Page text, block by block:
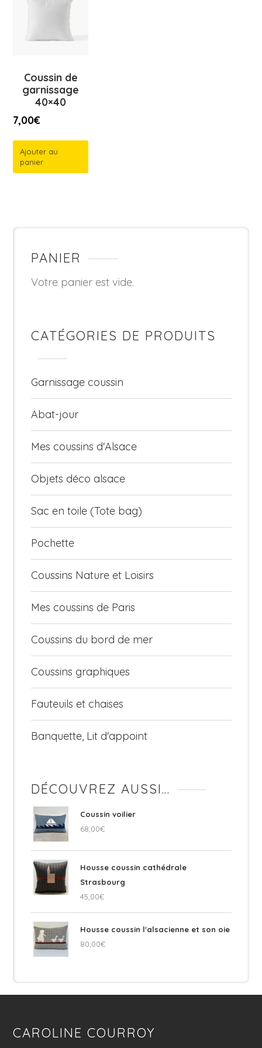
Coussin de
garnissage
40×40
7,00€
Ajouter au
panier
PANIER
Votre panier est vide.
CATÉGORIES DE PRODUITS
Garnissage coussin
Abat-jour
Mes coussins d'Alsace
Objets déco alsace
Sac en toile (Tote bag)
Pochette
Coussins Nature et Loisirs
Mes coussins de Paris
Coussins du bord de mer
Coussins graphiques
Fauteuils et chaises
Banquette, Lit d'appoint
DÉCOUVREZ AUSSI…
Coussin voilier
68,00€
Housse coussin cathédrale
Strasbourg
45,00€
Housse coussin l'alsacienne et son oie
80,00€
CAROLINE COURROY